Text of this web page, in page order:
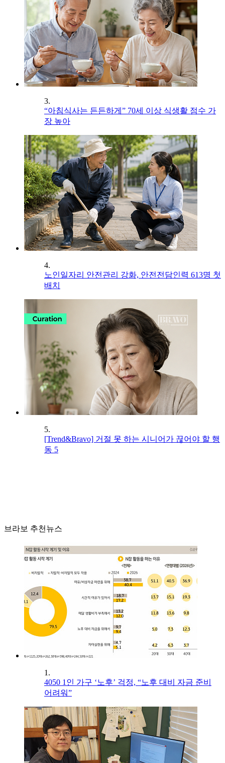
3.
“아침식사는 든든하게” 70세 이상 식생활 점수 가
장 높아
4.
노인일자리 안전관리 강화, 안전전담인력 613명 첫
배치
5.
[Trend&Bravo] 거절 못 하는 시니어가 끊어야 할 행
동 5
브라보 추천뉴스
1.
4050 1인 가구 ‘노후’ 걱정, “노후 대비 자금 준비
어려워”